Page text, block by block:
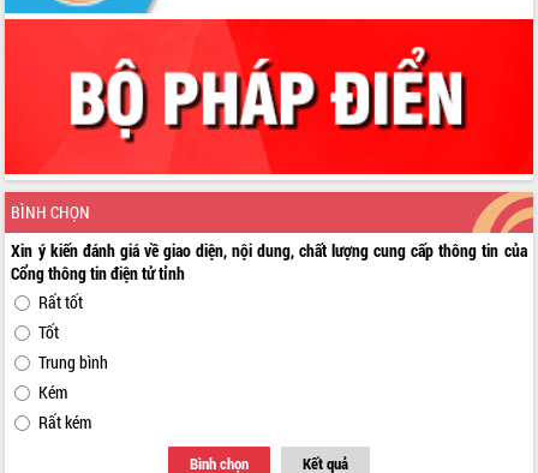
BÌNH CHỌN
Xin ý kiến đánh giá về giao diện, nội dung, chất lượng cung cấp thông tin của
Cổng thông tin điện tử tỉnh
Rất tốt
Tốt
Trung bình
Kém
Rất kém
Bình chọn Kết quả